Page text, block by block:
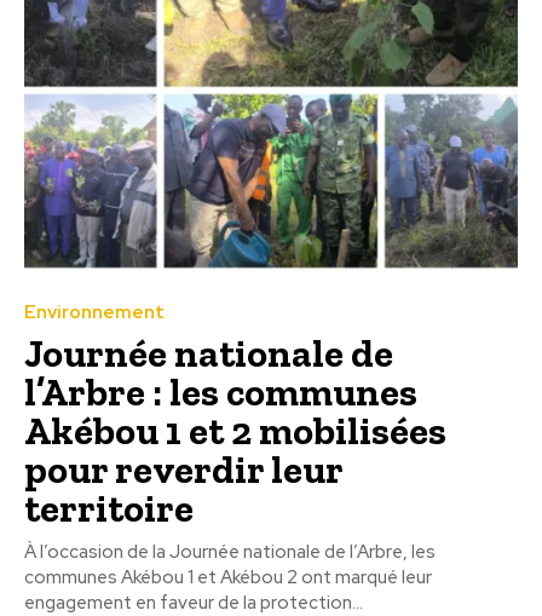
Environnement
Journée nationale de
l’Arbre : les communes
Akébou 1 et 2 mobilisées
pour reverdir leur
territoire
À l’occasion de la Journée nationale de l’Arbre, les
communes Akébou 1 et Akébou 2 ont marqué leur
engagement en faveur de la protection...